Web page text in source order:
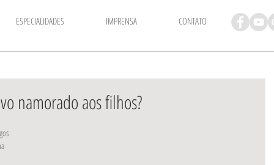
ESPECIALIDADES IMPRENSA CONTATO
namorado aos filhos?